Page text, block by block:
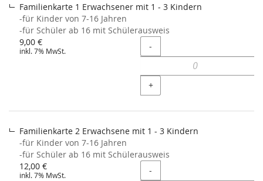
Familienkarte 1 Erwachsener mit 1 - 3 Kindern
-für Kinder von 7-16 Jahren
-für Schüler ab 16 mit Schülerausweis
9,00 €
inkl. 7% MwSt. Menge
-
+
Familienkarte 2 Erwachsene mit 1 - 3 Kindern
-für Kinder von 7-16 Jahren
-für Schüler ab 16 mit Schülerausweis
12,00 €
inkl. 7% MwSt. Menge
-